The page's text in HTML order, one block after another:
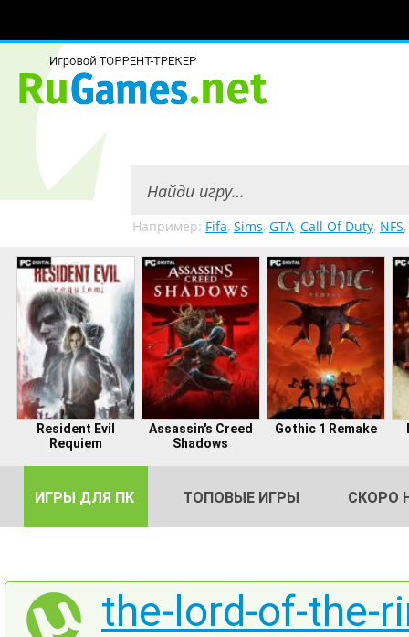
Например: Fifa, Sims, GTA, Call Of Duty, NFS,
Resident Evil
Requiem
Assassin's Creed
Shadows
Gothic 1 Remake
ИГРЫ ДЛЯ ПК ТОПОВЫЕ ИГРЫ СКОРО
the-lord-of-the-